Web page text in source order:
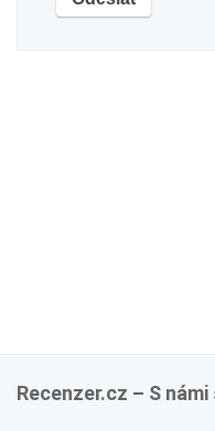
Recenzer.cz – S